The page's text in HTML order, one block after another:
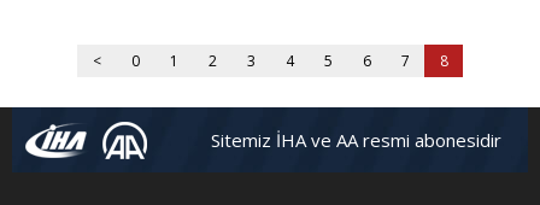
< 0 1 2 3 4 5 6 7 8
Sitemiz İHA ve AA resmi abonesidir